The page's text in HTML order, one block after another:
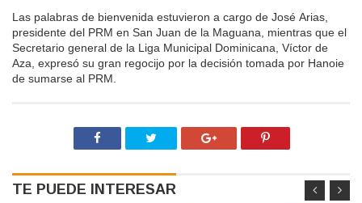
Las palabras de bienvenida estuvieron a cargo de José Arias,
presidente del PRM en San Juan de la Maguana, mientras que el
Secretario general de la Liga Municipal Dominicana, Víctor de
Aza, expresó su gran regocijo por la decisión tomada por Hanoie
de sumarse al PRM.
TE PUEDE INTERESAR